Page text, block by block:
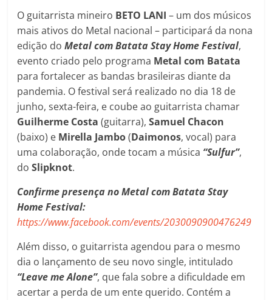
O guitarrista mineiro BETO LANI– um dos músicos
mais ativos do Metal nacional – participará da nona
edição doMetal com Batata Stay Home Festival,
evento criado pelo programa Metal com Batata
para fortalecer as bandas brasileiras diante da
pandemia. O festival será realizado no dia 18 de
junho, sexta-feira, e coube ao guitarrista chamar
Guilherme Costa (guitarra),Samuel Chacon
(baixo) e Mirella Jambo(Daimonos, vocal) para
uma colaboração, onde tocam a música “Sulfur”,
doSlipknot.
Confirme presença no Metal com Batata Stay
Home Festival:
https://www.facebook.com/events/2030090900476249
Além disso, o guitarrista agendou para o mesmo
dia o lançamento de seu novo single, intitulado
“Leave me Alone”, que fala sobre a dificuldade em
acertar a perda de um ente querido. Contém a